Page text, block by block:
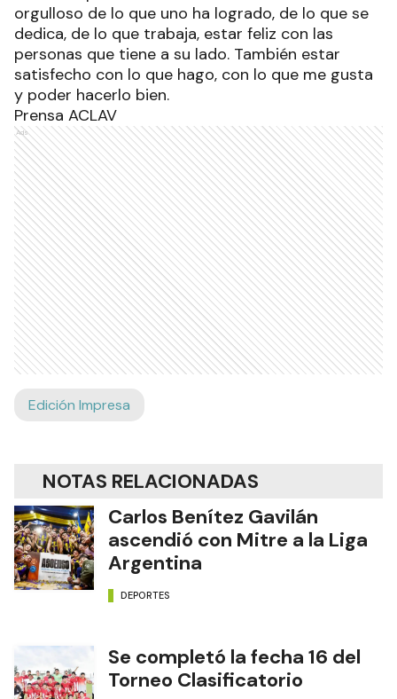
orgulloso de lo que uno ha logrado, de lo que se
dedica, de lo que trabaja, estar feliz con las
personas que tiene a su lado. También estar
satisfecho con lo que hago, con lo que me gusta
y poder hacerlo bien.
Prensa ACLAV
Ads
Edición Impresa
NOTAS RELACIONADAS
Carlos Benítez Gavilán
ascendió con Mitre a la Liga
Argentina
DEPORTES
Se completó la fecha 16 del
Torneo Clasificatorio